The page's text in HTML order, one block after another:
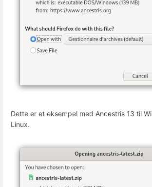
Dette er et eksempel med Ancestris 13 til
Linux.